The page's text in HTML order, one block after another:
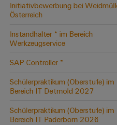
Kundenspezifische
Kabelkonfektionierung
Initiativbewerbung bei
Österreich
Instandhalter * im Bereich
Werkzeugservice
SAP Controller *
Schülerpraktikum (Oberstufe) im
Bereich IT Detmold 2027
Schülerpraktikum (Oberstufe) im
Bereich IT Paderborn 2026